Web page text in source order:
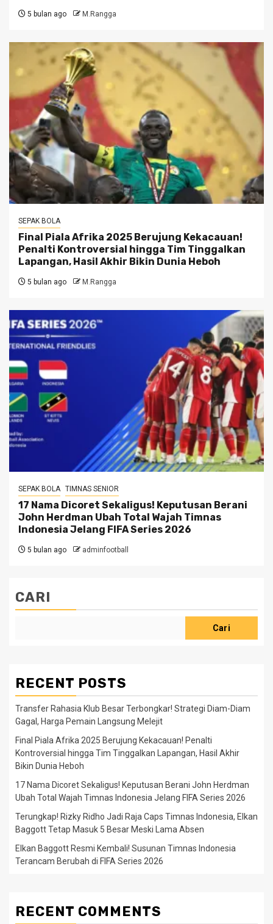
5 bulan ago M.Rangga
SEPAK BOLA
Final Piala Afrika 2025 Berujung Kekacauan!
Penalti Kontroversial hingga Tim Tinggalkan
Lapangan, Hasil Akhir Bikin Dunia Heboh
5 bulan ago M.Rangga
SEPAK BOLA TIMNAS SENIOR
17 Nama Dicoret Sekaligus! Keputusan Berani
John Herdman Ubah Total Wajah Timnas
Indonesia Jelang FIFA Series 2026
5 bulan ago adminfootball
CARI
Cari
RECENT POSTS
Transfer Rahasia Klub Besar Terbongkar! Strategi Diam-Diam
Gagal, Harga Pemain Langsung Melejit
Final Piala Afrika 2025 Berujung Kekacauan! Penalti
Kontroversial hingga Tim Tinggalkan Lapangan, Hasil Akhir
Bikin Dunia Heboh
17 Nama Dicoret Sekaligus! Keputusan Berani John Herdman
Ubah Total Wajah Timnas Indonesia Jelang FIFA Series 2026
Terungkap! Rizky Ridho Jadi Raja Caps Timnas Indonesia, Elkan
Baggott Tetap Masuk 5 Besar Meski Lama Absen
Elkan Baggott Resmi Kembali! Susunan Timnas Indonesia
Terancam Berubah di FIFA Series 2026
RECENT COMMENTS